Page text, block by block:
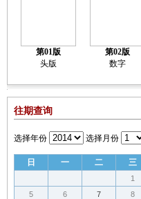
第01版
头版
第02版
数字
往期查询
选择年份 选择月份
日 一 二 三
1
5
6 7 8